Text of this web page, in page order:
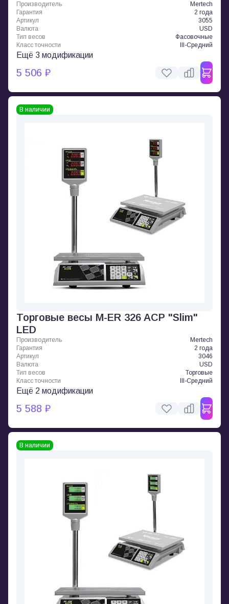
Производитель
Mertech
Гарантия
2 года
Артикул
3055
Валюта
USD
Тип весов
Фасовочные
Класс точности
III-Средний
Ещё 3 модификации
5 506 ₽
В наличии
Торговые весы M-ER 326 ACP "Slim"
LED
Производитель
Mertech
Гарантия
2 года
Артикул
3046
Валюта
USD
Тип весов
Торговые
Класс точности
III-Средний
Ещё 2 модификации
5 588 ₽
В наличии